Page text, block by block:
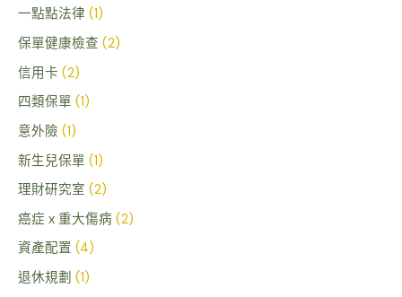
字
:
一點點法律 (1)
保單健康檢查 (2)
信用卡 (2)
四類保單 (1)
意外險 (1)
新生兒保單 (1)
理財研究室 (2)
癌症 x 重大傷病 (2)
資產配置 (4)
退休規劃 (1)